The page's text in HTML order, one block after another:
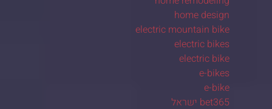
home design
electric mountain bike
electric bikes
electric bike
e-bikes
e-bike
bet365 ישראל